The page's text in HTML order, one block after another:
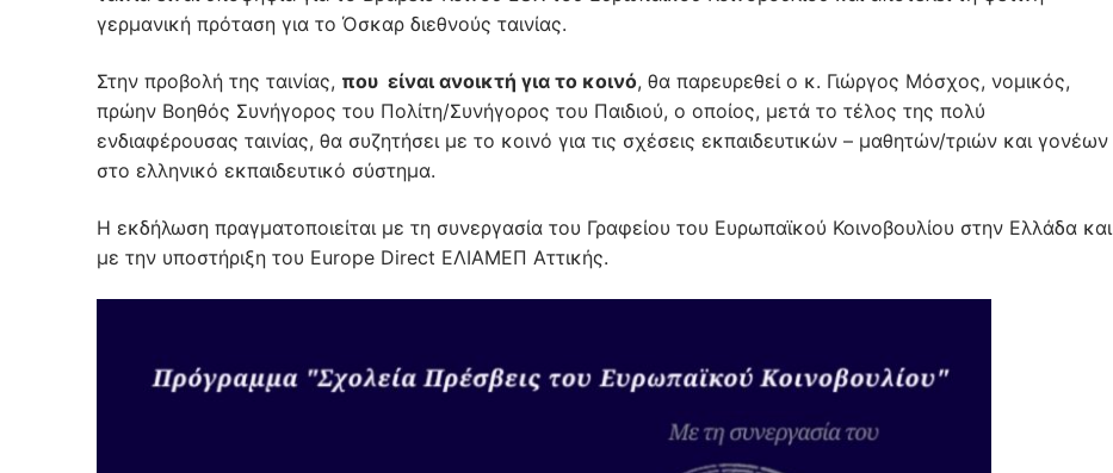
γερμανική πρόταση για το Όσκαρ διεθνούς ταινίας.
Στην προβολή της ταινίας, που είναι ανοικτή για το κοινό, θα παρευρεθεί ο κ. Γιώργος Μόσχος, νομικός,
πρώην Boηθός Συνήγορος του Πολίτη/Συνήγορος του Παιδιού, ο οποίος, μετά το τέλος της πολύ
ενδιαφέρουσας ταινίας, θα συζητήσει με το κοινό για τις σχέσεις εκπαιδευτικών – μαθητών/τριών και γονέων
στο ελληνικό εκπαιδευτικό σύστημα.
Η εκδήλωση πραγματοποιείται με τη συνεργασία του Γραφείου του Ευρωπαϊκού Κοινοβουλίου στην Ελλάδα και
με την υποστήριξη του Europe Direct ΕΛΙΑΜΕΠ Αττικής.